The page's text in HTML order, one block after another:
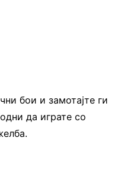
бои и замотајте ги
да играте со